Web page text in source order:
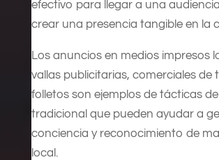
efectivo para llegar a una
crear una presencia tangible en la
Los anuncios en medios impresos
vallas publicitarias, comerciales de
folletos son ejemplos de tácticas
tradicional que pueden ayudar a
conciencia y reconocimiento de
local.